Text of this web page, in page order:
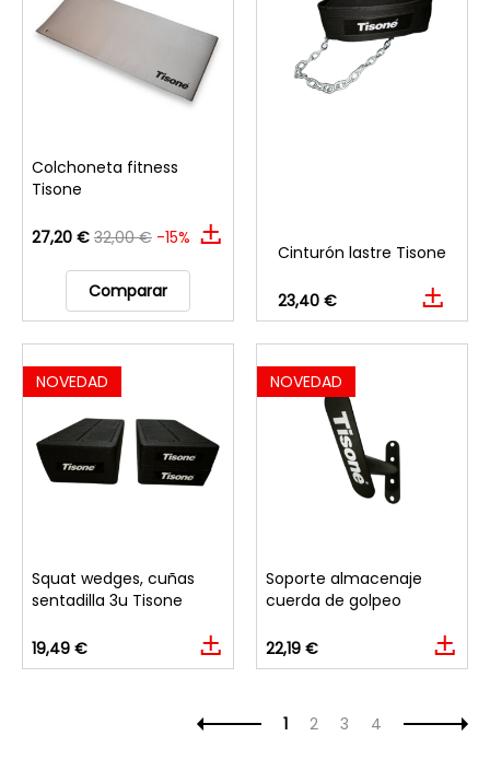
Colchoneta fitness
Tisone
27,20 € 32,00 € -15%
Comparar
Cinturón lastre Tisone
23,40 €
NOVEDAD
Squat wedges, cuñas
sentadilla 3u Tisone
19,49 €
NOVEDAD
Soporte almacenaje
cuerda de golpeo
22,19 €
1 2 3 4